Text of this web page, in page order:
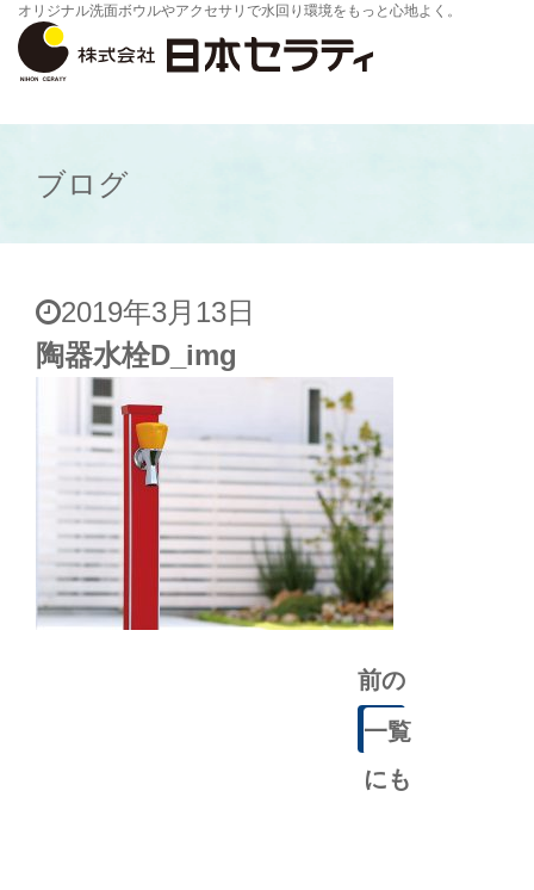
オリジナル洗面ボウルやアクセサリで水回り環境をもっと心地よく。
ブログ
2019年3月13日
陶器水栓D_img
前の
記事
一覧
にも